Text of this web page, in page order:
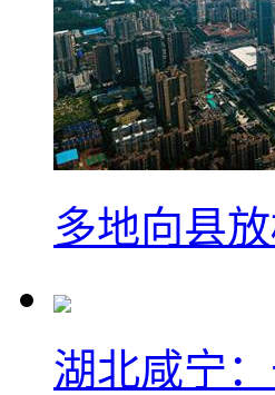
多地向县
湖北咸宁